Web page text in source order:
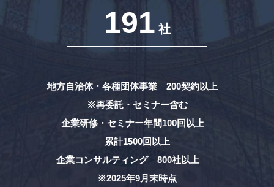
191 社
地方自治体・各種団体事業 200契約以上
※再委託・セミナー含む
企業研修・セミナー年間100回以上
累計1500回以上
企業コンサルティング 800社以上
※2025年9月末時点